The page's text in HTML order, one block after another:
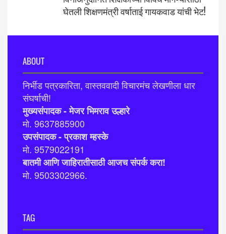
घेतली शिक्षणमंत्री वर्षाताई गायकवाड यांची भेट!
ABOUT
निर्भीड पत्रकारिता, वास्तववादी विचारमंच लेखणीला धार
संघर्षाची!
मुख्यसंपादक - मेजर भिमराव उल्हारे
मो. 9637885900
उपसंपादक - प्रकाश म्हस्के
मो. 9579022191
बातमी आणि जाहिरातीसाठी आजच संपर्क करा!
मो. 9503302966.
TAG